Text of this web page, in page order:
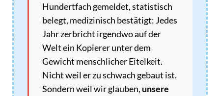
Hundertfach gemeldet, statistisch
belegt, medizinisch bestätigt: Jedes
Jahr zerbricht irgendwo auf der
Welt ein Kopierer unter dem
Gewicht menschlicher Eitelkeit.
Nicht weil er zu schwach gebaut ist.
Sondern weil wir glauben, unsere